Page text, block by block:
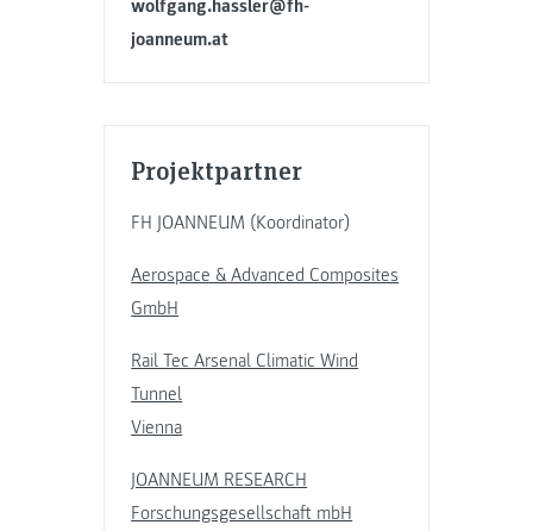
wolfgang.hassler@fh-
joanneum.at
Projektpartner
FH JOANNEUM (Koordinator)
Aerospace & Advanced Composites
GmbH
Rail Tec Arsenal Climatic Wind
Tunnel
Vienna
JOANNEUM RESEARCH
Forschungsgesellschaft mbH